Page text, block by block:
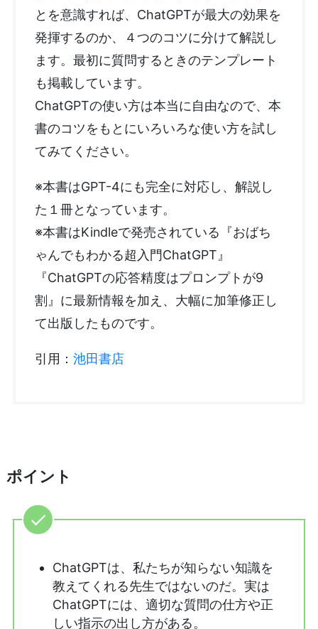
とを意識すれば、ChatGPTが最大の効果を
発揮するのか、４つのコツに分けて解説し
ます。最初に質問するときのテンプレート
も掲載しています。
ChatGPTの使い方は本当に自由なので、本
書のコツをもとにいろいろな使い方を試し
てみてください。
※本書はGPT-4にも完全に対応し、解説し
た１冊となっています。
※本書はKindleで発売されている『おばち
ゃんでもわかる超入門ChatGPT』
『ChatGPTの応答精度はプロンプトが9
割』に最新情報を加え、大幅に加筆修正し
て出版したものです。
引用： 池田書店
ポイント
ChatGPTは、私たちが知らない知識を
教えてくれる先生ではないのだ。実は
ChatGPTには、適切な質問の仕方や正
しい指示の出し方がある。